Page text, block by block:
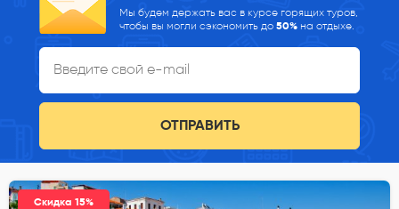
Мы будем держать вас в курсе горящих туров,
чтобы вы могли сэкономить до 50% на отдыхе.
ОТПРАВИТЬ
Скидка 15%